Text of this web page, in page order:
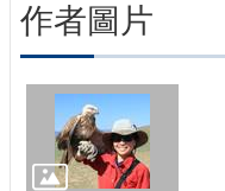
作者圖片